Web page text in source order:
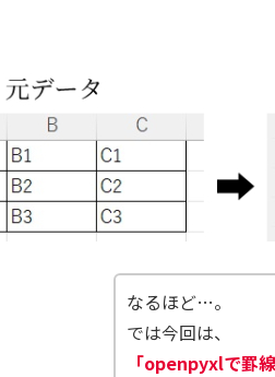
なるほど…。
では今回は、
「openpyxlで罫